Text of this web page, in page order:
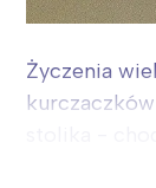
Życzenia